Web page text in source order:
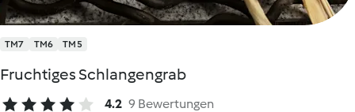
TM7 TM6 TM5
Fruchtiges Schlangengrab
4.2 9 Bewertungen